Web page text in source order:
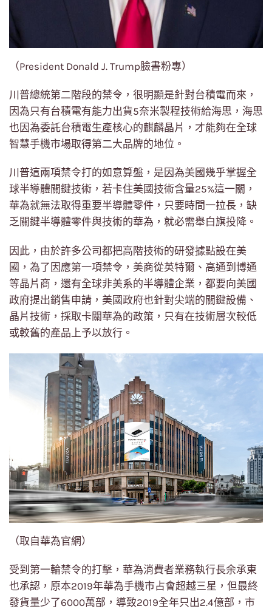
（President Donald J. Trump臉書粉專）
川普總統第二階段的禁令，很明顯是針對台積電而來，
因為只有台積電有能力出貨5奈米製程技術給海思，海思
也因為委託台積電生產核心的麒麟晶片，才能夠在全球
智慧手機市場取得第二大品牌的地位。
川普這兩項禁令打的如意算盤，是因為美國幾乎掌握全
球半導體關鍵技術，若卡住美國技術含量25%這一關，
華為就無法取得重要半導體零件，只要時間一拉長，缺
乏關鍵半導體零件與技術的華為，就必需舉白旗投降。
因此，由於許多公司都把高階技術的研發據點設在美
國，為了因應第一項禁令，美商從英特爾、高通到博通
等晶片商，還有全球非美系的半導體企業，都要向美國
政府提出銷售申請，美國政府也針對尖端的關鍵設備、
晶片技術，採取卡關華為的政策，只有在技術層次較低
或較舊的產品上予以放行。
（取自華為官網）
受到第一輪禁令的打擊，華為消費者業務執行長余承東
也承認，原本2019年華為手機市占會超越三星，但最終
發貨量少了6000萬部，導致2019全年只出2.4億部，市